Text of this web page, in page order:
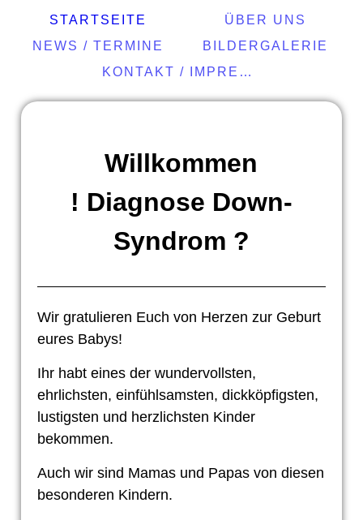
STARTSEITE
ÜBER UNS
NEWS / TERMINE
BILDERGALERIE
KONTAKT / IMPRESSUM
Willkommen
! Diagnose Down-
Syndrom ?
Wir gratulieren Euch von Herzen zur Geburt
eures Babys!
Ihr habt eines der wundervollsten,
ehrlichsten, einfühlsamsten, dickköpfigsten,
lustigsten und herzlichsten Kinder
bekommen.
Auch wir sind Mamas und Papas von diesen
besonderen Kindern.